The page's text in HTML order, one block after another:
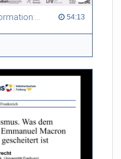
Between tradition and transformation: how owners, advisers and institutions co-create knowledge for resilient forests in Europe 54:13